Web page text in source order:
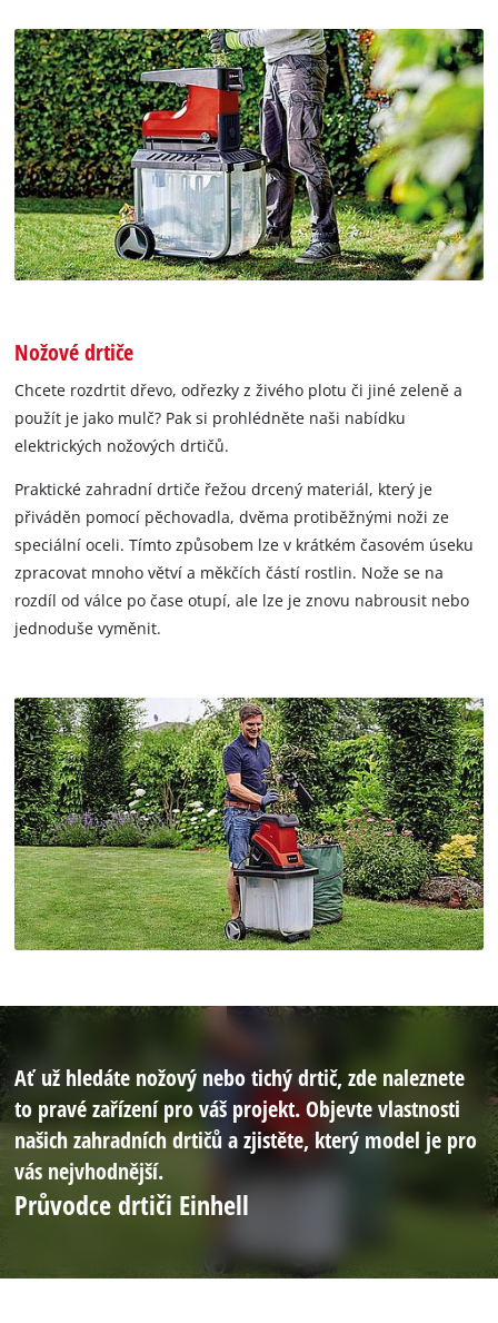
Nožové drtiče
Chcete rozdrtit dřevo, odřezky z živého plotu či jiné zeleně a
použít je jako mulč? Pak si prohlédněte naši nabídku
elektrických nožových drtičů.
Praktické zahradní drtiče řežou drcený materiál, který je
přiváděn pomocí pěchovadla, dvěma protiběžnými noži ze
speciální oceli. Tímto způsobem lze v krátkém časovém úseku
zpracovat mnoho větví a měkčích částí rostlin. Nože se na
rozdíl od válce po čase otupí, ale lze je znovu nabrousit nebo
jednoduše vyměnit.
Ať už hledáte nožový nebo tichý drtič, zde naleznete
to pravé zařízení pro váš projekt. Objevte vlastnosti
našich zahradních drtičů a zjistěte, který model je pro
vás nejvhodnější.
Průvodce drtiči Einhell